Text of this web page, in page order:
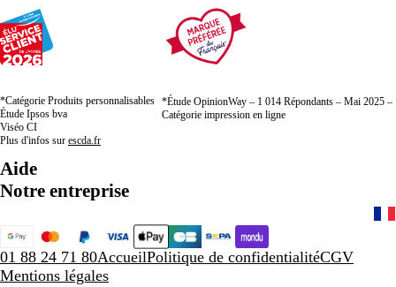
*Catégorie Produits personnalisables
Étude Ipsos bva
Viséo CI
Plus d'infos sur escda.fr
*Étude OpinionWay – 1 014 Répondants – Mai 2025 –
Catégorie impression en ligne
Aide
Notre entreprise
01 88 24 71 80AccueilPolitique de confidentialitéCGV
Mentions légales